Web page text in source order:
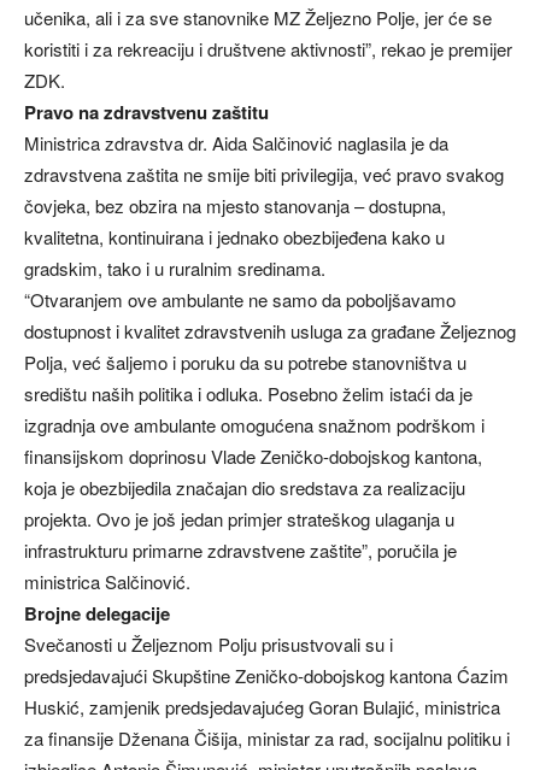
učenika, ali i za sve stanovnike MZ Željezno Polje, jer će se
koristiti i za rekreaciju i društvene aktivnosti”, rekao je premijer
ZDK.
Pravo na zdravstvenu zaštitu
Ministrica zdravstva dr. Aida Salčinović naglasila je da
zdravstvena zaštita ne smije biti privilegija, već pravo svakog
čovjeka, bez obzira na mjesto stanovanja – dostupna,
kvalitetna, kontinuirana i jednako obezbijeđena kako u
gradskim, tako i u ruralnim sredinama.
“Otvaranjem ove ambulante ne samo da poboljšavamo
dostupnost i kvalitet zdravstvenih usluga za građane Željeznog
Polja, već šaljemo i poruku da su potrebe stanovništva u
središtu naših politika i odluka. Posebno želim istaći da je
izgradnja ove ambulante omogućena snažnom podrškom i
finansijskom doprinosu Vlade Zeničko-dobojskog kantona,
koja je obezbijedila značajan dio sredstava za realizaciju
projekta. Ovo je još jedan primjer strateškog ulaganja u
infrastrukturu primarne zdravstvene zaštite”, poručila je
ministrica Salčinović.
Brojne delegacije
Svečanosti u Željeznom Polju prisustvovali su i
predsjedavajući Skupštine Zeničko-dobojskog kantona Ćazim
Huskić, zamjenik predsjedavajućeg Goran Bulajić, ministrica
za finansije Dženana Čišija, ministar za rad, socijalnu politiku i